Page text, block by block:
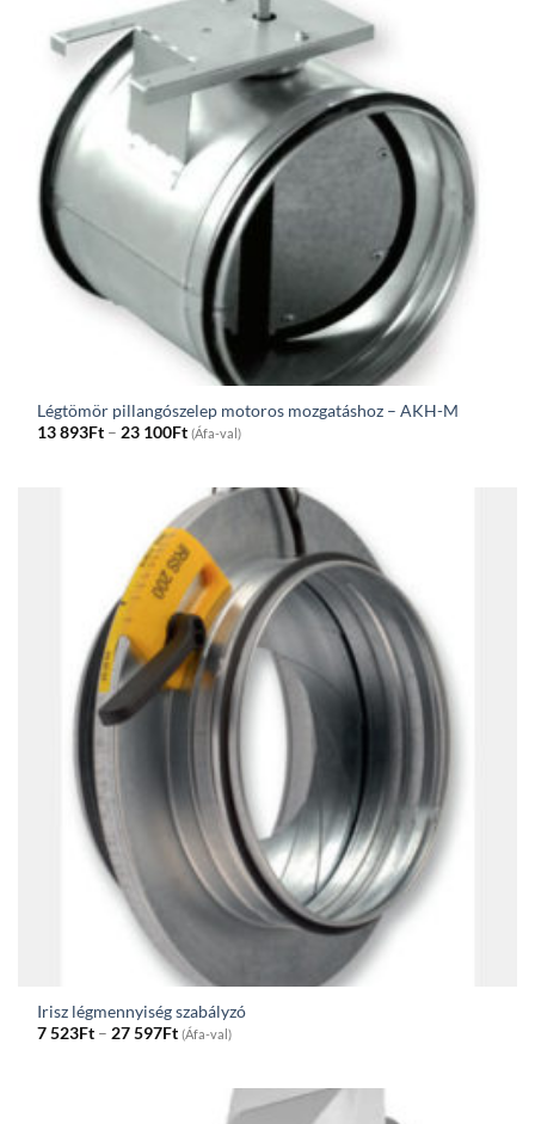
Légtömör pillangószelep motoros mozgatáshoz – AKH-M
13 893Ft – 23 100FtPrice
range:
through
23
100Ft
(Áfa-val)
Irisz légmennyiség szabályzó
7 523Ft – 27 597FtPrice
range:
through
(Áfa-val)